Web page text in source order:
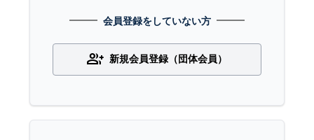
会員登録をしていない方
group_add 新規会員登録（団体会員）